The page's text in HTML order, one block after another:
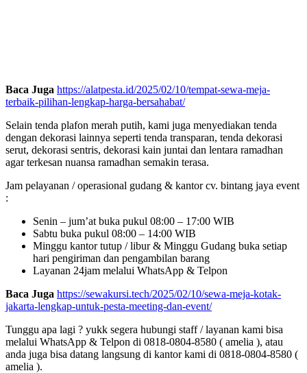
Baca Juga https://alatpesta.id/2025/02/10/tempat-sewa-meja-
terbaik-pilihan-lengkap-harga-bersahabat/
Selain tenda plafon merah putih, kami juga menyediakan tenda
dengan dekorasi lainnya seperti tenda transparan, tenda dekorasi
serut, dekorasi sentris, dekorasi kain juntai dan lentara ramadhan
agar terkesan nuansa ramadhan semakin terasa.
Jam pelayanan / operasional gudang & kantor cv. bintang jaya event
:
Senin – jum’at buka pukul 08:00 – 17:00 WIB
Sabtu buka pukul 08:00 – 14:00 WIB
Minggu kantor tutup / libur & Minggu Gudang buka setiap
hari pengiriman dan pengambilan barang
Layanan 24jam melalui WhatsApp & Telpon
Baca Juga https://sewakursi.tech/2025/02/10/sewa-meja-kotak-
jakarta-lengkap-untuk-pesta-meeting-dan-event/
Tunggu apa lagi ? yukk segera hubungi staff / layanan kami bisa
melalui WhatsApp & Telpon di 0818-0804-8580 ( amelia ), atau
anda juga bisa datang langsung di kantor kami di 0818-0804-8580 (
amelia ).